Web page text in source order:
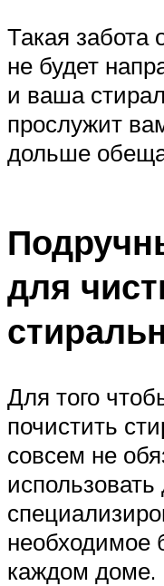
Такая
не будет
и ваша
прослужит
дольше
для
Для того
почистить
совсем не
необходимое
каждом доме.